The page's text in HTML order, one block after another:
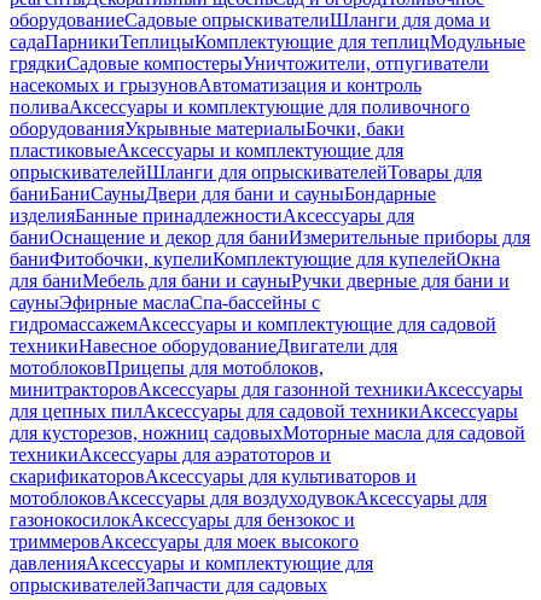
оборудованиеСадовые опрыскивателиШланги для дома и
садаПарникиТеплицыКомплектующие для теплицМодульные
грядкиСадовые компостерыУничтожители, отпугиватели
насекомых и грызуновАвтоматизация и контроль
поливаАксессуары и комплектующие для поливочного
оборудованияУкрывные материалыБочки, баки
пластиковыеАксессуары и комплектующие для
опрыскивателейШланги для опрыскивателейТовары для
баниБаниСауныДвери для бани и сауныБондарные
изделияБанные принадлежностиАксессуары для
баниОснащение и декор для баниИзмерительные приборы для
баниФитобочки, купелиКомплектующие для купелейОкна
для баниМебель для бани и сауныРучки дверные для бани и
сауныЭфирные маслаСпа-бассейны с
гидромассажемАксессуары и комплектующие для садовой
техникиНавесное оборудованиеДвигатели для
мотоблоковПрицепы для мотоблоков,
минитракторовАксессуары для газонной техникиАксессуары
для цепных пилАксессуары для садовой техникиАксессуары
для кусторезов, ножниц садовыхМоторные масла для садовой
техникиАксессуары для аэратоторов и
скарификаторовАксессуары для культиваторов и
мотоблоковАксессуары для воздуходувокАксессуары для
газонокосилокАксессуары для бензокос и
триммеровАксессуары для моек высокого
давленияАксессуары и комплектующие для
опрыскивателейЗапчасти для садовых